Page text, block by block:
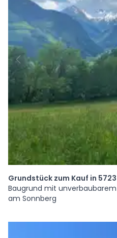
Grundstück zum Kauf in
Baugrund mit
am Sonnberg